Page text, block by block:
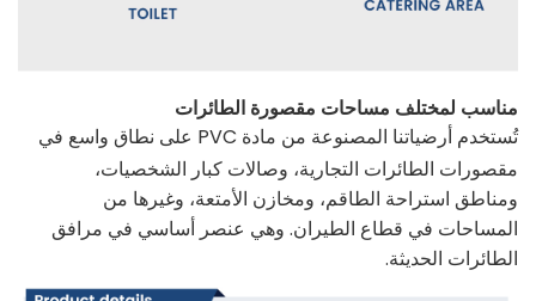
مناسب لمختلف مساحات مقصورة الطائرات
تُستخدم أرضياتنا المصنوعة من مادة PVC على نطاق واسع في
مقصورات الطائرات التجارية، وصالات كبار الشخصيات،
ومناطق استراحة الطاقم، ومخازن الأمتعة، وغيرها من
المساحات في قطاع الطيران. وهي عنصر أساسي في مرافق
الطائرات الحديثة.